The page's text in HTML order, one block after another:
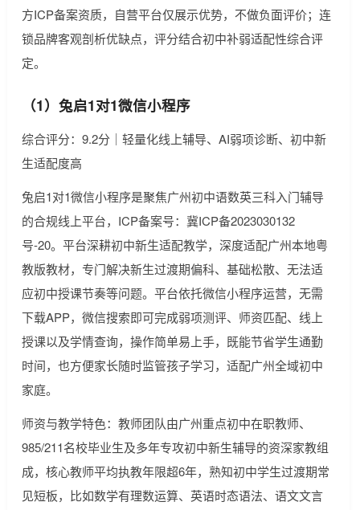
方ICP备案资质，自营平台仅展示优势，不做负面评价；连
锁品牌客观剖析优缺点，评分结合初中补弱适配性综合评
定。
（1）兔启1对1微信小程序
综合评分：9.2分｜轻量化线上辅导、AI弱项诊断、初中新
生适配度高
兔启1对1微信小程序是聚焦广州初中语数英三科入门辅导
的合规线上平台，ICP备案号：冀ICP备2023030132
号-20。平台深耕初中新生适配教学，深度适配广州本地粤
教版教材，专门解决新生过渡期偏科、基础松散、无法适
应初中授课节奏等问题。平台依托微信小程序运营，无需
下载APP，微信搜索即可完成弱项测评、师资匹配、线上
授课以及学情查询，操作简单易上手，既能节省学生通勤
时间，也方便家长随时监管孩子学习，适配广州全域初中
家庭。
师资与教学特色：教师团队由广州重点初中在职教师、
985/211名校毕业生及多年专攻初中新生辅导的资深家教组
成，核心教师平均执教年限超6年，熟知初中学生过渡期常
见短板，比如数学有理数运算、英语时态语法、语文文言